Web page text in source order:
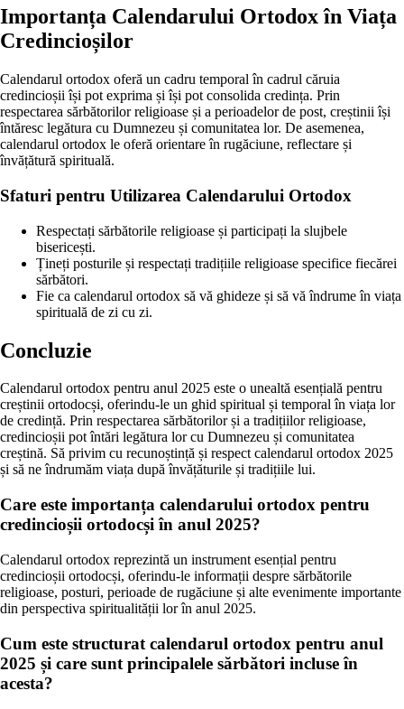
Importanța Calendarului Ortodox în Viața
Credincioșilor
Calendarul ortodox oferă un cadru temporal în cadrul căruia
credincioșii își pot exprima și își pot consolida credința. Prin
respectarea sărbătorilor religioase și a perioadelor de post, creștinii își
întăresc legătura cu Dumnezeu și comunitatea lor. De asemenea,
calendarul ortodox le oferă orientare în rugăciune, reflectare și
învățătură spirituală.
Sfaturi pentru Utilizarea Calendarului Ortodox
Respectați sărbătorile religioase și participați la slujbele
bisericești.
Țineți posturile și respectați tradițiile religioase specifice fiecărei
sărbători.
Fie ca calendarul ortodox să vă ghideze și să vă îndrume în viața
spirituală de zi cu zi.
Concluzie
Calendarul ortodox pentru anul 2025 este o unealtă esențială pentru
creștinii ortodocși, oferindu-le un ghid spiritual și temporal în viața lor
de credință. Prin respectarea sărbătorilor și a tradițiilor religioase,
credincioșii pot întări legătura lor cu Dumnezeu și comunitatea
creștină. Să privim cu recunoștință și respect calendarul ortodox 2025
și să ne îndrumăm viața după învățăturile și tradițiile lui.
Care este importanța calendarului ortodox pentru
credincioșii ortodocși în anul 2025?
Calendarul ortodox reprezintă un instrument esențial pentru
credincioșii ortodocși, oferindu-le informații despre sărbătorile
religioase, posturi, perioade de rugăciune și alte evenimente importante
din perspectiva spiritualității lor în anul 2025.
Cum este structurat calendarul ortodox pentru anul
2025 și care sunt principalele sărbători incluse în
acesta?